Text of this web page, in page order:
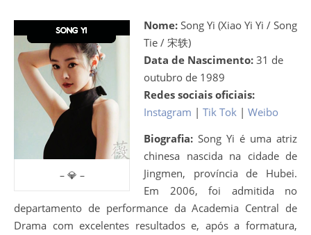
– 💎 –
Nome: Song Yi (Xiao Yi Yi / Song
Tie / 宋轶)
Data de Nascimento: 31 de
outubro de 1989
Redes sociais oficiais:
Instagram | Tik Tok | Weibo
Biografia: Song Yi é uma atriz
chinesa nascida na cidade de
Jingmen, província de Hubei.
Em 2006, foi admitida no
departamento de performance da Academia Central de
Drama com excelentes resultados e, após a formatura,